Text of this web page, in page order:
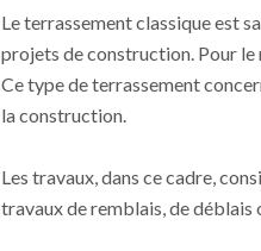
Le terrassement classique est
projets de construction. Pour le
Ce type de terrassement
la construction.
Les travaux, dans ce cadre,
travaux de remblais, de déblais